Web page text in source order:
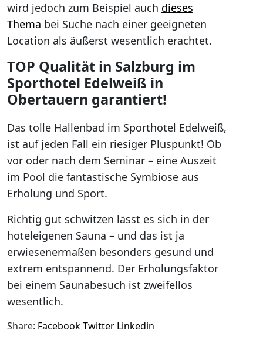
wird jedoch zum Beispiel auch dieses
Thema bei Suche nach einer geeigneten
Location als äußerst wesentlich erachtet.
TOP Qualität in Salzburg im
Sporthotel Edelweiß in
Obertauern garantiert!
Das tolle Hallenbad im Sporthotel Edelweiß,
ist auf jeden Fall ein riesiger Pluspunkt! Ob
vor oder nach dem Seminar – eine Auszeit
im Pool die fantastische Symbiose aus
Erholung und Sport.
Richtig gut schwitzen lässt es sich in der
hoteleigenen Sauna – und das ist ja
erwiesenermaßen besonders gesund und
extrem entspannend. Der Erholungsfaktor
bei einem Saunabesuch ist zweifellos
wesentlich.
Share: FacebookTwitter Linkedin